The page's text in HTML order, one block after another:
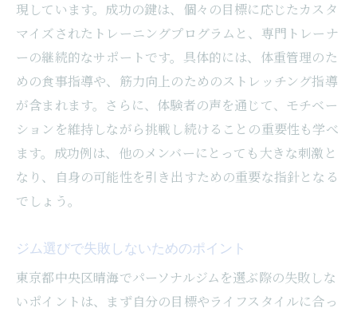
法
安全にトレーニングを行うためのポイント
プロの視点から見た最適なトレーニング方
法
晴海のジムで安心して通うための環境選び
ボディメイクで健康的な生活を実現する方
法
現しています。成功の鍵は、個々の目標に応じたカスタ
マイズされたトレーニングプログラムと、専門トレーナ
ーの継続的なサポートです。具体的には、体重管理のた
めの食事指導や、筋力向上のためのストレッチング指導
が含まれます。さらに、体験者の声を通じて、モチベー
ションを維持しながら挑戦し続けることの重要性も学べ
ます。成功例は、他のメンバーにとっても大きな刺激と
なり、自身の可能性を引き出すための重要な指針となる
でしょう。
ジム選びで失敗しないためのポイント
東京都中央区晴海でパーソナルジムを選ぶ際の失敗しな
いポイントは、まず自分の目標やライフスタイルに合っ